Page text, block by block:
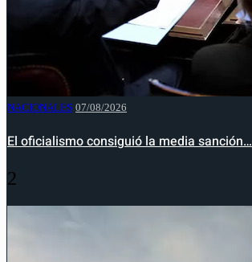
NACIONALES 07/08/2026
El oficialismo consiguió la media sanción…
2